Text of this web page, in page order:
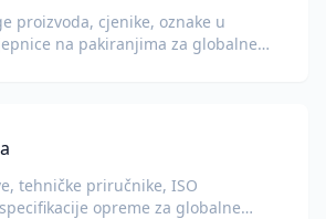
proizvoda, cjenike, oznake u
na pakiranjima za globalne
tehničke priručnike, ISO
opreme za globalne